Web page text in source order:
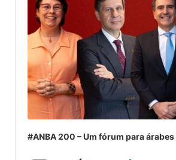
#ANBA 200 – Um fórum para